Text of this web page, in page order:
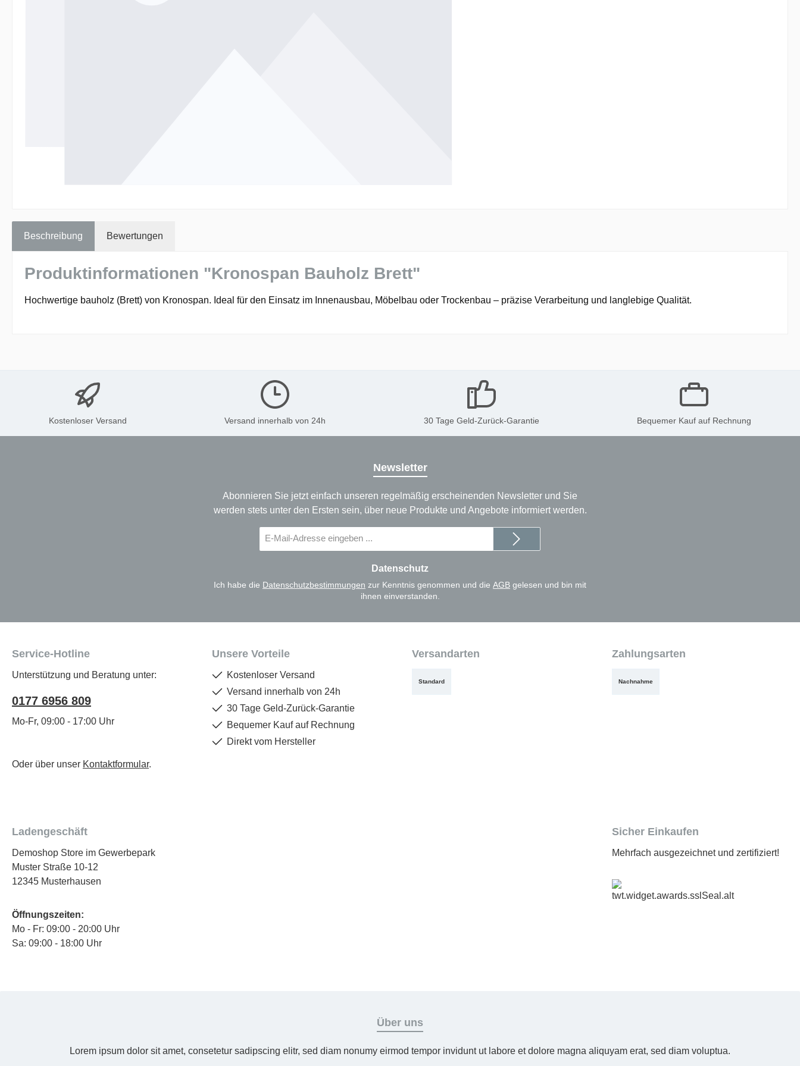
Beschreibung Bewertungen
Produktinformationen "Kronospan Bauholz Brett"
Hochwertige bauholz (Brett) von Kronospan. Ideal für den Einsatz im Innenausbau, Möbelbau oder Trockenbau – präzise Verarbeitung und langlebige Qualität.
Kostenloser Versand Versand innerhalb von 24h 30 Tage Geld-Zurück-Garantie Bequemer Kauf auf Rechnung
Newsletter
Abonnieren Sie jetzt einfach unseren regelmäßig erscheinenden Newsletter und Sie
werden stets unter den Ersten sein, über neue Produkte und Angebote informiert werden.
Mail-
Datenschutz
Ich habe die Datenschutzbestimmungen zur Kenntnis genommen und die AGB gelesen und bin mit
ihnen einverstanden.
Service-Hotline
Unterstützung und Beratung unter:
0177 6956 809
Mo-Fr, 09:00 - 17:00 Uhr
Oder über unser Kontaktformular.
Unsere Vorteile
Kostenloser Versand
Versand innerhalb von 24h
30 Tage Geld-Zurück-Garantie
Bequemer Kauf auf Rechnung
Direkt vom Hersteller
Versandarten
Standard
Zahlungsarten
Nachnahme
Ladengeschäft
Demoshop Store im Gewerbepark
Muster Straße 10-12
12345 Musterhausen
Öffnungszeiten:
Mo - Fr: 09:00 - 20:00 Uhr
Sa: 09:00 - 18:00 Uhr
Sicher Einkaufen
Mehrfach ausgezeichnet und zertifiziert!
Über uns
Lorem ipsum dolor sit amet, consetetur sadipscing elitr, sed diam nonumy eirmod tempor invidunt ut labore et dolore magna aliquyam erat, sed diam voluptua.